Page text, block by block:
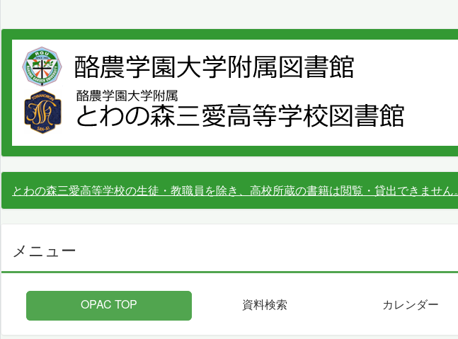
とわの森三愛高等学校の生徒・教職員を除き、高校所蔵の書籍は閲覧・貸出できません。
メニュー
OPAC TOP 資料検索 カレンダー